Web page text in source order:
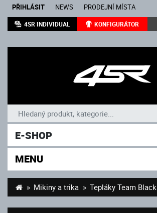
PŘIHLÁSIT NEWS PRODEJNÍ MÍSTA
4SR INDIVIDUAL KONFIGURÁTOR
E-SHOP
MENU
Mikiny a trika Tepláky Team Black